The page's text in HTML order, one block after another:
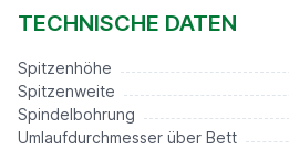
TECHNISCHE DATEN
Spitzenhöhe
Spitzenweite
Spindelbohrung
Umlaufdurchmesser über Bett